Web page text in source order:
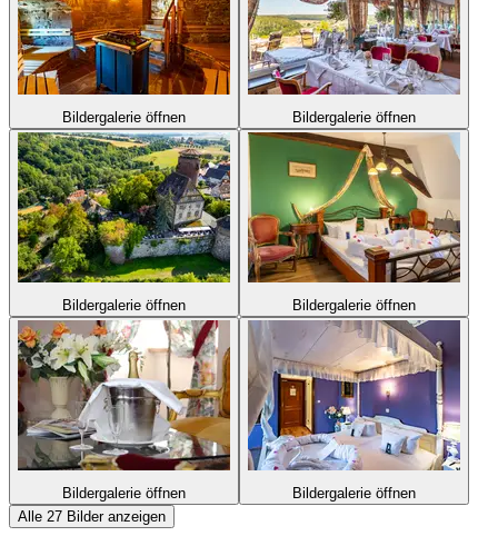
Bildergalerie öffnen Bildergalerie öffnen
Bildergalerie öffnen Bildergalerie öffnen
Bildergalerie öffnen
Bildergalerie öffnen
Alle 27 Bilder anzeigen